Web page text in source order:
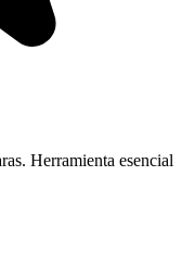
Herramienta esencial